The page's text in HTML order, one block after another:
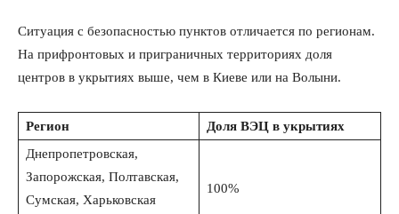
Ситуация с безопасностью пунктов отличается по регионам.
На прифронтовых и приграничных территориях доля
центров в укрытиях выше, чем в Киеве или на Волыни.
Регион
Доля ВЭЦ в укрытиях
Днепропетровская,
Запорожская, Полтавская,
Сумская, Харьковская
100%